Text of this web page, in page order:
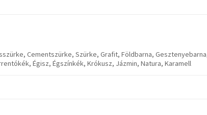
Cementszürke, Szürke, Grafit, Földbarna,
Égisz, Égszínkék, Krókusz, Jázmin, Natura, Karamell